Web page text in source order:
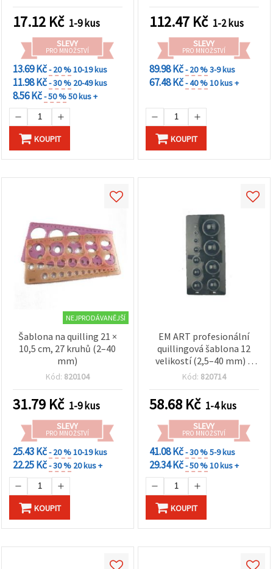
17.12 Kč 1-9 kus
SLEVY
PRO MNOŽSTVÍ
13.69 Kč- 20 %10-19 kus
11.98 Kč- 30 % 20-49 kus
8.56 Kč- 50 %50 kus +
KOUPIT
112.47 Kč 1-2 kus
SLEVY
PRO MNOŽSTVÍ
89.98 Kč- 20 %3-9 kus
67.48 Kč- 40 %10 kus +
KOUPIT
NEJPRODÁVANĚJŠÍ
Šablona na quilling 21 ×
10,5 cm, 27 kruhů (2–40
mm)
Kód: 820104
31.79 Kč 1-9 kus
SLEVY
PRO MNOŽSTVÍ
25.43 Kč- 20 %10-19 kus
22.25 Kč- 30 % 20 kus +
KOUPIT
EM ART profesionální
quillingová šablona 12
velikostí (2,5–40 mm) –
QUILLIERS 3D tvarovací
pro tvorbu 3D detailů
Kód: 820714
58.68 Kč 1-4 kus
SLEVY
PRO MNOŽSTVÍ
41.08 Kč- 30 %5-9 kus
29.34 Kč- 50 %10 kus +
KOUPIT